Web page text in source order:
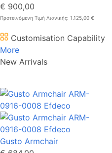
€ 900,00
Προτεινόμενη Τιμή Λιανικής: 1.125,00 €
Customisation Capability
More
New Arrivals
Gusto Armchair